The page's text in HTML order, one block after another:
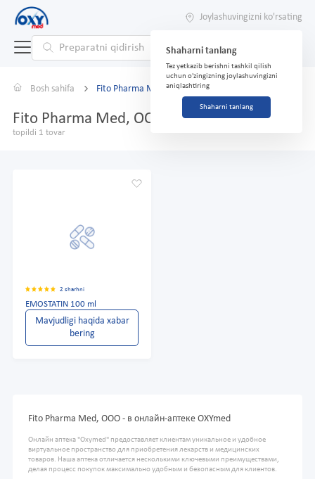
Joylashuvingizni ko'rsating
Shaharni tanlang
Tez yetkazib berishni tashkil qilish
uchun o'zingizning joylashuvingizni
aniqlashtiring
Shaharni tanlang
Bosh sahifa Fito Pharma Med, ООО
Fito Pharma Med, ООО
topildi 1 tovar
2 sharhni
EMOSTATIN 100 ml
Mavjudligi haqida xabar
bering
Fito Pharma Med, ООО - в онлайн-аптеке OXYmed
Онлайн аптека "Oxymed" предоставляет клиентам уникальное и удобное
виртуальное пространство для приобретения лекарств и медицинских
товаров. Наша аптека отличается несколькими ключевыми преимуществами,
делая процесс покупок максимально удобным и безопасным для клиентов.